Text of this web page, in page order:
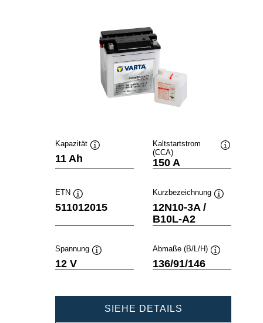
Kapazität
11 Ah
Kaltstartstrom
(CCA)
150 A
ETN
Quickinfo
511012015
Kurzbezeichnung
12N10-3A /
B10L-A2
Spannung
12 V
Abmaße (B/L/H)
136/91/146
SIEHE DETAILS